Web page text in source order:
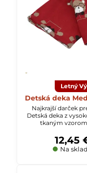
Letný
Detská deka
Najkrajší darček
Detská deka z
tkaným
Na
12,45